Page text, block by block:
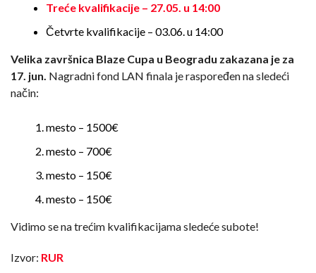
Treće kvalifikacije – 27.05. u 14:00
Četvrte kvalifikacije – 03.06. u 14:00
Velika završnica Blaze Cupa u Beogradu zakazana je za
17. jun. Nagradni fond LAN finala je raspoređen na sledeći
način:
mesto – 1500€
mesto – 700€
mesto – 150€
mesto – 150€
Vidimo se na trećim kvalifikacijama sledeće subote!
Izvor: RUR